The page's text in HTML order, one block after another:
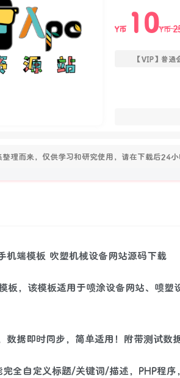
Y币 10Y币
【VIP】普通
理而来，仅供学习和研究使用，请在下载后24小
机端模板 吹塑机械设备网站源码下载
板，该模板适用于喷涂设备网站、喷
据即时同步，简单适用！附带测试数据
全自定义标题/关键词/描述，PHP程序